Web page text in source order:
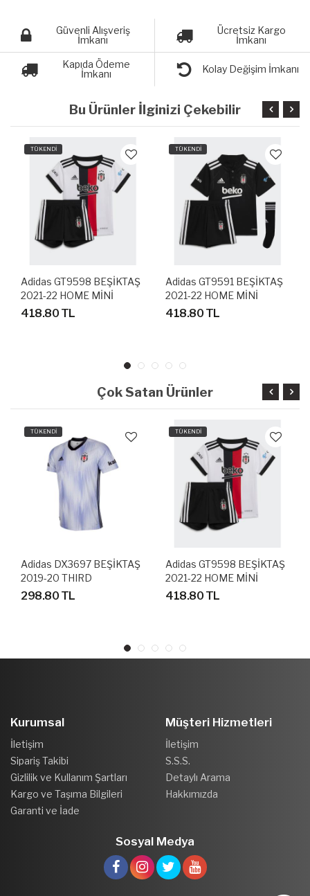
Güvenli Alışveriş
İmkanı
Ücretsiz Kargo
İmkanı
Kapıda Ödeme
İmkanı
Kolay Değişim İmkanı
Bu Ürünler İlginizi Çekebilir
TÜKENDİ
Adidas GT9598 BEŞİKTAŞ
2021-22 HOME MİNİ
BEBEK FUTBOL FORMA
418.80 TL
TÜKENDİ
Adidas GT9591 BEŞİKTAŞ
2021-22 HOME MİNİ
BEBEK FUTBOL FORMA
418.80 TL
Çok Satan Ürünler
TÜKENDİ
Adidas DX3697 BEŞİKTAŞ
2019-20 THIRD
FUTBOLCU FORMASI
298.80 TL
TÜKENDİ
Adidas GT9598 BEŞİKTAŞ
2021-22 HOME MİNİ
BEBEK FUTBOL FORMA
418.80 TL
Kurumsal
İletişim
Sipariş Takibi
Gizlilik ve Kullanım Şartları
Kargo ve Taşıma Bilgileri
Garanti ve İade
Müşteri Hizmetleri
İletişim
S.S.S.
Detaylı Arama
Hakkımızda
Sosyal Medya